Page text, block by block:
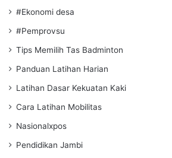
#Ekonomi desa
#Pemprovsu
Tips Memilih Tas Badminton
Panduan Latihan Harian
Latihan Dasar Kekuatan Kaki
Cara Latihan Mobilitas
Nasionalxpos
Pendidikan Jambi